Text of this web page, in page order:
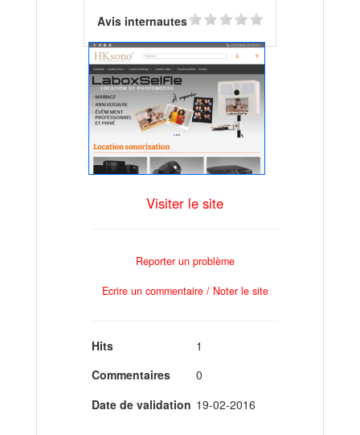
Avis internautes
Visiter le site
Reporter un problème
Ecrire un commentaire / Noter le site
Hits
1
Commentaires
0
Date de validation 19-02-2016